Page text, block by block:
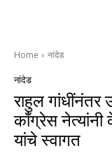
Home नांदेड
नांदेड
राहुल गांधींनंतर
काँग्रेस नेत्यांनी
यांचे स्वागत